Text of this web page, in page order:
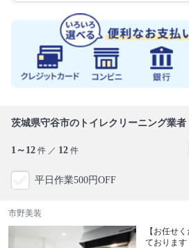
茨城県守谷市のトイレクリーニング業者
1～12 件 ／ 12 件
平日作業500円OFF
市野美装
【お任せ
ております